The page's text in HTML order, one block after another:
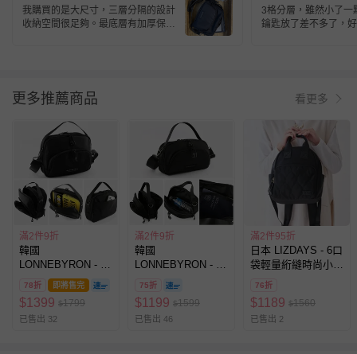
輕巧多層收納旅行防盜斜背包(送防盜扣
環)-大-黑 (25.5x20x7cm)
我購買的是大尺寸，三層分隔的設計
收納空間很足夠。最底層有加厚保
子來說是不錯的選擇。 包包本身很
輕，還有可以套在行李箱拉桿上的設
計，出國或搭車移動都很方便。整體
來說是一咖實用性很高的小包，平常
輕裝出門或當登機包都很合適。
輕巧多層收納旅行防盜
環)-小-黑
3格分層，雖然小了一
鑰匙放了差不多了，
更多推薦商品 看更多
滿2件9折
韓國
LONNEBYRON - 正
韓製專利設計 輕巧
多層收納旅行防盜斜
背包(送防盜扣環)-
大-黑
78折 即將售完
$1399 $1799
已售出 32
滿2件9折
韓國
LONNEBYRON - 正
韓製專利設計 輕巧
多層收納旅行防盜斜
背包(送防盜扣環)-
中-黑
75折
$1199 $1599
已售出 46
滿2件95折
日本 LIZDAYS - 6口
袋輕量絎縫時尚小巧
後背包-全黑
76折
$1189 $1560
已售出 2